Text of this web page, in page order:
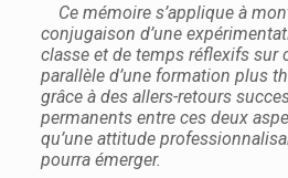
Ce mémoire s’applique à
conjugaison d’une
classe et de temps réflexifs sur
parallèle d’une formation plus
grâce à des allers-retours
permanents entre ces deux
qu’une attitude
pourra émerger.